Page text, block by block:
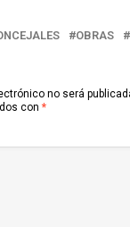
OBRAS
no será
con *